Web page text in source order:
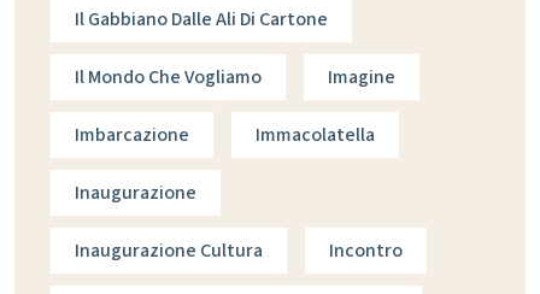
Il Gabbiano Dalle Ali Di Cartone
Il Mondo Che Vogliamo Imagine
Imbarcazione Immacolatella
Inaugurazione
Inaugurazione Cultura Incontro